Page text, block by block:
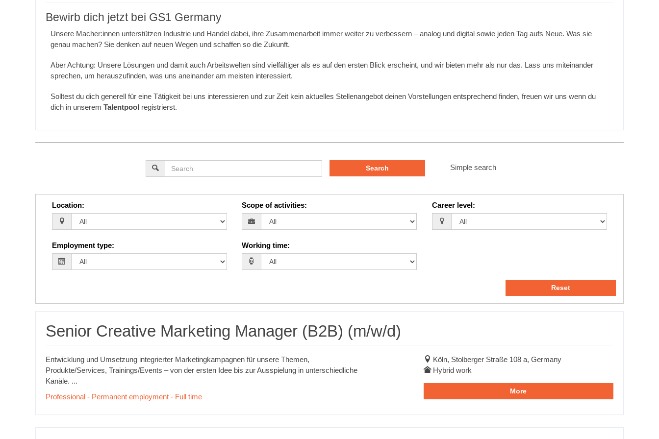
Bewirb dich jetzt bei GS1 Germany
Unsere Macher:innen unterstützen Industrie und Handel dabei, ihre Zusammenarbeit immer weiter zu verbessern – analog und digital sowie jeden Tag aufs Neue. Was sie
genau machen? Sie denken auf neuen Wegen und schaffen so die Zukunft.
Aber Achtung: Unsere Lösungen und damit auch Arbeitswelten sind vielfältiger als es auf den ersten Blick erscheint, und wir bieten mehr als nur das. Lass uns miteinander
sprechen, um herauszufinden, was uns aneinander am meisten interessiert.
Solltest du dich generell für eine Tätigkeit bei uns interessieren und zur Zeit kein aktuelles Stellenangebot deinen Vorstellungen entsprechend finden, freuen wir uns wenn du
dich in unserem Talentpool registrierst.
Search Simple search
Location: Scope of activities: Career level:
Employment type: Working time:
Reset
Senior Creative Marketing Manager (B2B) (m/w/d)
Entwicklung und Umsetzung integrierter Marketingkampagnen für unsere Themen,
Produkte/Services, Trainings/Events – von der ersten Idee bis zur Ausspielung in unterschiedliche
Kanäle. ...
Professional - Permanent employment - Full time
Köln, Stolberger Straße 108 a, Germany
Hybrid work
More